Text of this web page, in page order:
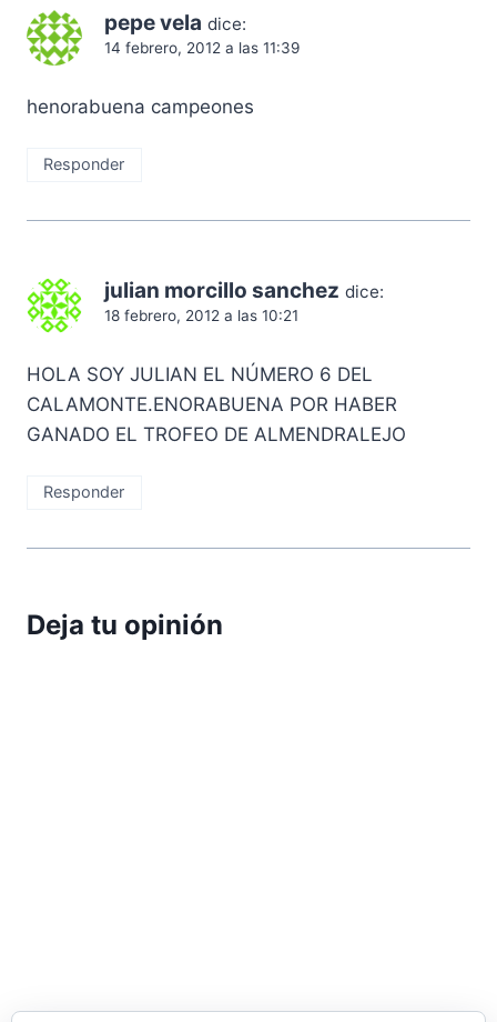
pepe vela dice:
14 febrero, 2012 a las 11:39
henorabuena campeones
Responder
julian morcillo sanchez dice:
18 febrero, 2012 a las 10:21
HOLA SOY JULIAN EL NÚMERO 6 DEL
CALAMONTE.ENORABUENA POR HABER
GANADO EL TROFEO DE ALMENDRALEJO
Responder
Deja tu opinión